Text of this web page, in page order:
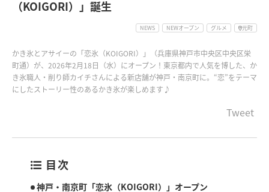
（KOIGORI）」誕生
NEWS NEWオープン グルメ 元町
かき氷とアサイーの「恋氷（KOIGORI）」（兵庫県神戸市中央区中央区栄
町通）が、2026年2月18日（水）にオープン！東京都内で人気を博した、か
き氷職人・削り師カイチさんによる新店舗が神戸・南京町に。“恋”をテーマ
にしたストーリー性のあるかき氷が楽しめます♪
Tweet
目次
神戸・南京町「恋氷（KOIGORI）」オープン